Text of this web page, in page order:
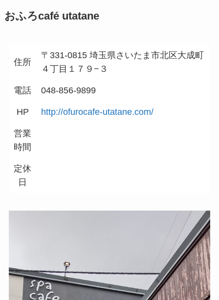
おふろcafé utatane
住所
〒331-0815 埼玉県さいたま市北区大成町
４丁目１７９−３
電話 048-856-9899
HP http://ofurocafe-utatane.com/
営業
時間
定休
日